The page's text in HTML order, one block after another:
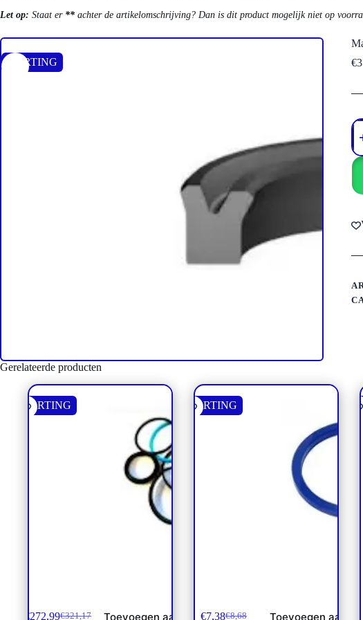
Let op: Staat er ** achter de artikelomschrijving? Dan is dit product mogelijk niet op
KORTING €
Gerelateerde producten
KORTING
€321,17
€272,99 Toevoegen aan
KORTING
€8,68
€7,38 Toevoegen aan